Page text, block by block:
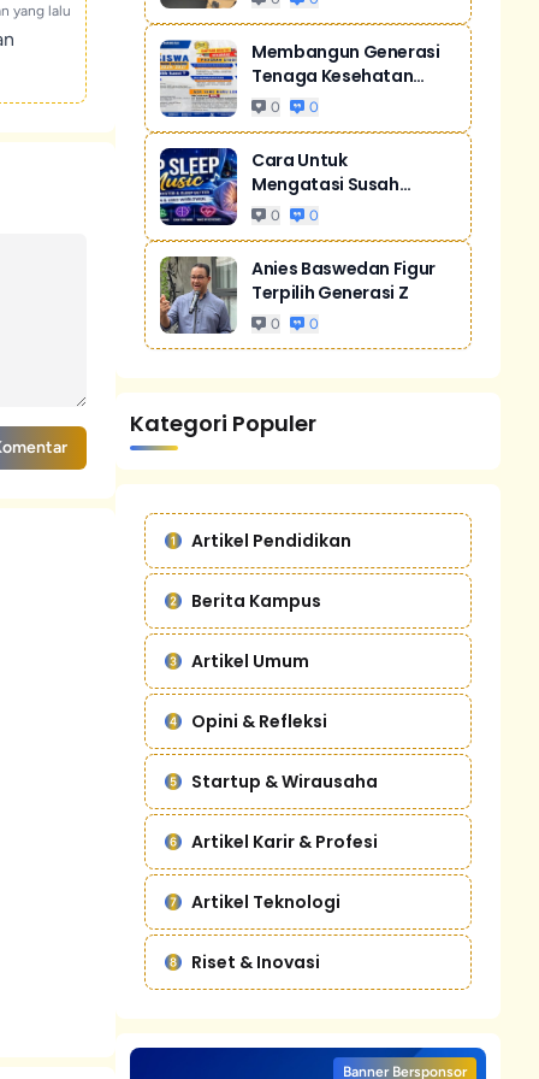
yang lalu
Membangun Generasi
Tenaga Kesehatan
Unggul Dan Men...
0 0
Cara Untuk
Mengatasi Susah
Tidur Akibat Stres
0 0
Anies Baswedan Figur
Terpilih Generasi Z
0 0
Kategori Populer
Artikel Pendidikan
Berita Kampus
Artikel Umum
Opini & Refleksi
Startup & Wirausaha
Artikel Karir & Profesi
Artikel Teknologi
Riset & Inovasi
Banner Bersponsor